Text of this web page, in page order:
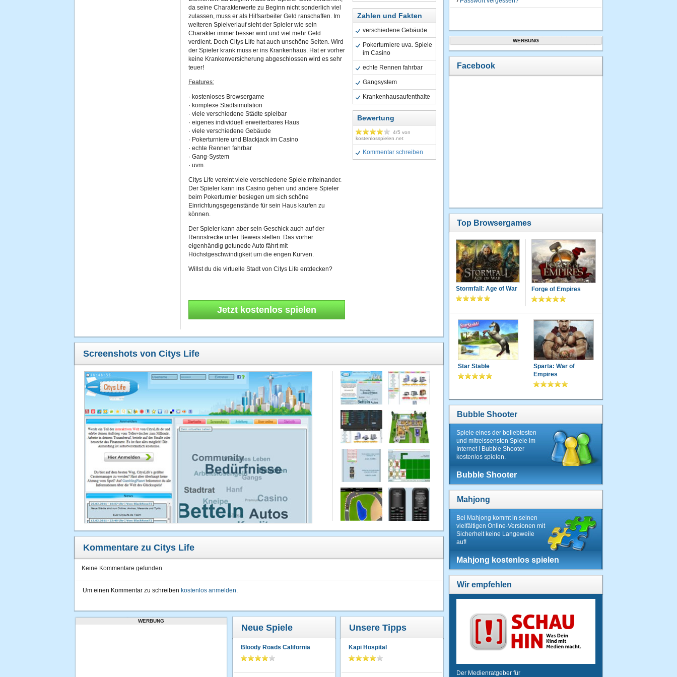
da seine Charakterwerte zu Beginn nicht sonderlich viel
zulassen, muss er als Hilfsarbeiter Geld ranschaffen. Im
weiteren Spielverlauf sieht der Spieler wie sein
Charakter immer besser wird und viel mehr Geld
verdient. Doch Citys Life hat auch unschöne Seiten. Wird
der Spieler krank muss er ins Krankenhaus. Hat er vorher
keine Krankenversicherung abgeschlossen wird es sehr
teuer!
Features:
· kostenloses Browsergame
· komplexe Stadtsimulation
· viele verschiedene Städte spielbar
· eigenes individuell erweiterbares Haus
· viele verschiedene Gebäude
· Pokerturniere und Blackjack im Casino
· echte Rennen fahrbar
· Gang-System
· uvm.
Citys Life vereint viele verschiedene Spiele miteinander.
Der Spieler kann ins Casino gehen und andere Spieler
beim Pokerturnier besiegen um sich schöne
Einrichtungsgegenstände für sein Haus kaufen zu
können.
Der Spieler kann aber sein Geschick auch auf der
Rennstrecke unter Beweis stellen. Das vorher
eigenhändig getunede Auto fährt mit
Höchstgeschwindigkeit um die engen Kurven.
Willst du die virtuelle Stadt von Citys Life entdecken?
Jetzt kostenlos spielen
Zahlen und Fakten
verschiedene Gebäude
Pokerturniere uva. Spiele
im Casino
echte Rennen fahrbar
Gangsystem
Krankenhausaufenthalte
Bewertung
4/5 von
kostenlosspielen.net
Kommentar schreiben
Screenshots von Citys Life
Kommentare zu Citys Life
Keine Kommentare gefunden
Um einen Kommentar zu schreiben kostenlos anmelden.
WERBUNG
Neue Spiele
Bloody Roads California
Unsere Tipps
Kapi Hospital
WERBUNG
Facebook
Top Browsergames
Stormfall: Age of War Forge of Empires
Star Stable
Sparta: War of
Empires
Bubble Shooter
Spiele eines der beliebtesten
und mitreissensten Spiele im
Internet ! Bubble Shooter
kostenlos spielen.
Bubble Shooter
Mahjong
Bei Mahjong kommt in seinen
vielfältigen Online-Versionen mit
Sicherheit keine Langeweile
auf!
Mahjong kostenlos spielen
Wir empfehlen
Der Medienratgeber für